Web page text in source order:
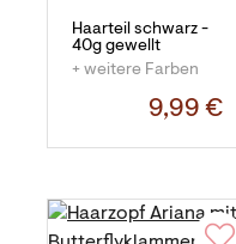
Haarteil schwarz -
40g gewellt
+ weitere Farben
9,99 €